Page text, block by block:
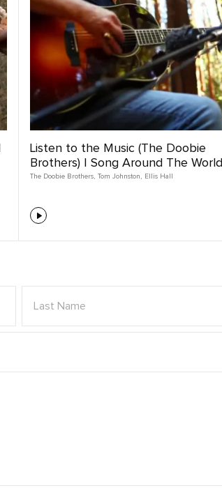
Listen to the Music (The Doobie
Brothers) | Song Around The World
The Doobie Brothers, Tom Johnston , Ellis Hall